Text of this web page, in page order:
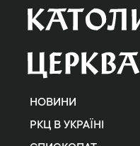
НОВИНИ
РКЦ В УКРАЇНІ